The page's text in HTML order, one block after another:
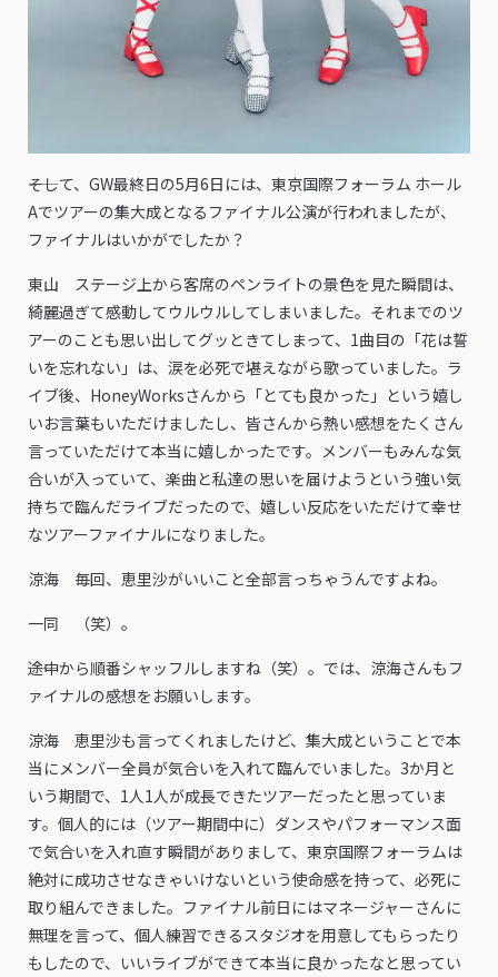
――そして、GW最終日の5月6日には、東京国際フォーラム ホール
Aでツアーの集大成となるファイナル公演が行われましたが、
ファイナルはいかがでしたか？
東山 ステージ上から客席のペンライトの景色を見た瞬間は、
綺麗過ぎて感動してウルウルしてしまいました。それまでのツ
アーのことも思い出してグッときてしまって、1曲目の「花は誓
いを忘れない」は、涙を必死で堪えながら歌っていました。ラ
イブ後、HoneyWorksさんから「とても良かった」という嬉し
いお言葉もいただけましたし、皆さんから熱い感想をたくさん
言っていただけて本当に嬉しかったです。メンバーもみんな気
合いが入っていて、楽曲と私達の思いを届けようという強い気
持ちで臨んだライブだったので、嬉しい反応をいただけて幸せ
なツアーファイナルになりました。
涼海 毎回、恵里沙がいいこと全部言っちゃうんですよね。
一同 （笑）。
――途中から順番シャッフルしますね（笑）。では、涼海さんもフ
ァイナルの感想をお願いします。
涼海 恵里沙も言ってくれましたけど、集大成ということで本
当にメンバー全員が気合いを入れて臨んでいました。3か月と
いう期間で、1人1人が成長できたツアーだったと思っていま
す。個人的には（ツアー期間中に）ダンスやパフォーマンス面
で気合いを入れ直す瞬間がありまして、東京国際フォーラムは
絶対に成功させなきゃいけないという使命感を持って、必死に
取り組んできました。ファイナル前日にはマネージャーさんに
無理を言って、個人練習できるスタジオを用意してもらったり
もしたので、いいライブができて本当に良かったなと思ってい